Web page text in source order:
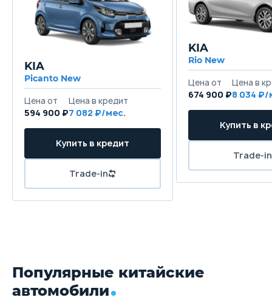
KIA
Picanto New
594 900 ₽7 082
KIA
Rio New
674 900 ₽8 034
Популярные китайские
автомобили